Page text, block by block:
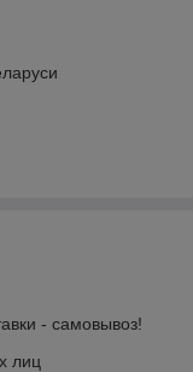
- самовывоз!
лиц